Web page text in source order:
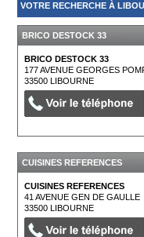
VOTRE RECHERCHE À
BRICO DESTOCK 33
BRICO DESTOCK 33
177 AVENUE GEORGES
33500LIBOURNE
CUISINES REFERENCES
CUISINES REFERENCES
41 AVENUE GEN DE GAULLE
33500LIBOURNE